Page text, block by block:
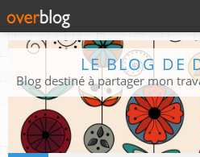
LE BLOG DE